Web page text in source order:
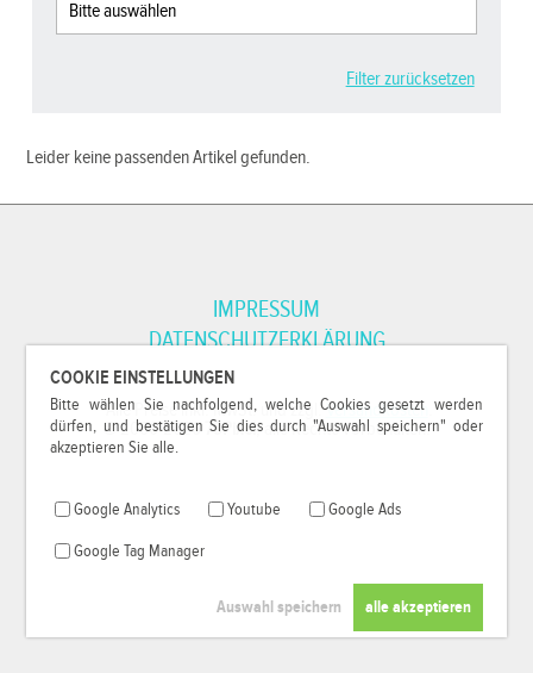
COOKIE EINSTELLUNGEN
Bitte wählen Sie nachfolgend, welche Cookies gesetzt werden
dürfen, und bestätigen Sie dies durch "Auswahl speichern" oder
akzeptieren Sie alle.
Google Analytics Youtube Google Ads
Google Tag Manager
Filter zurücksetzen
Leider keine passenden Artikel gefunden.
IMPRESSUM
DATENSCHUTZERKLÄRUNG
*Alle Preise inkl. MwSt. und zzgl.Versandkosten
© 2000-2026 79Pixel, alle Rechte vorbehalten.